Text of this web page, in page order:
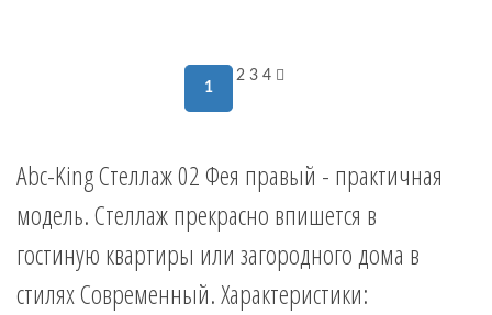
1
2 3 4
Abc-King Стеллаж 02 Фея правый - практичная
модель. Стеллаж прекрасно впишется в
гостиную квартиры или загородного дома в
стилях Современный. Характеристики: